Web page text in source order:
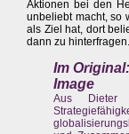
Aktionen bei den
unbeliebt macht, so
als Ziel hat, dort
dann zu hinterfragen.
Im
Image
Aus Dieter